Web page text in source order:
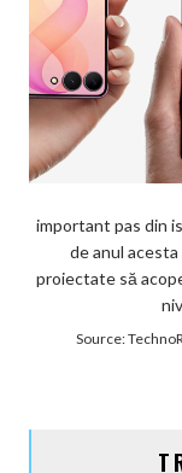
important pas din
de anul
proiectate să
Source: